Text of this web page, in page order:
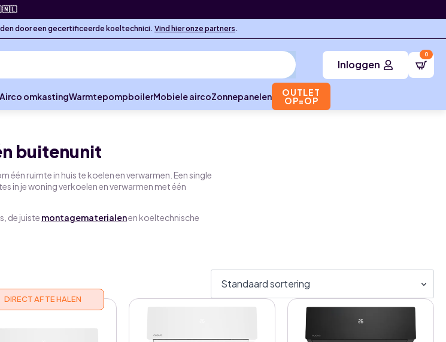
🇳🇱
door een gecertificeerde koeltechnici. Vind hier onze partners.
Inloggen
0
Airco omkastingWarmtepompboilerMobiele aircoZonnepanelen OUTLET
OP=OP
buitenunit
één ruimte in huis te koelen en verwarmen. Een single
in je woning verkoelen en verwarmen met één
de juiste montagematerialenen koeltechnische
DIRECT AF TE HALEN